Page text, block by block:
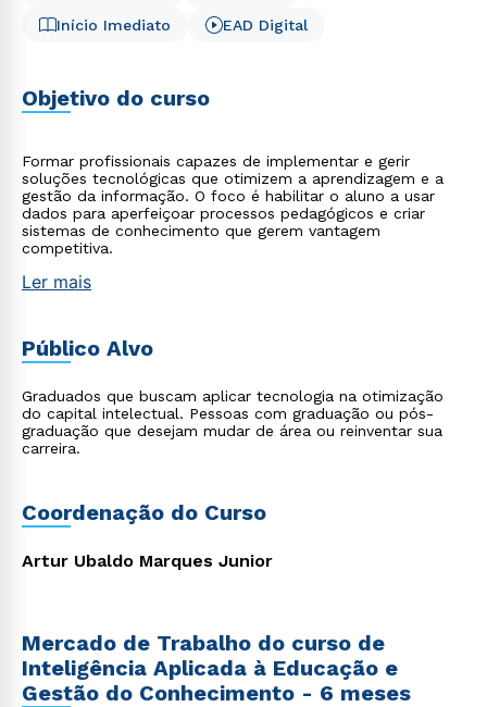
Início Imediato
EAD Digital
Objetivo do curso
Formar profissionais capazes de implementar e gerir
soluções tecnológicas que otimizem a aprendizagem e a
gestão da informação. O foco é habilitar o aluno a usar
dados para aperfeiçoar processos pedagógicos e criar
sistemas de conhecimento que gerem vantagem
competitiva.
Ler mais
Público Alvo
Graduados que buscam aplicar tecnologia na otimização
do capital intelectual. Pessoas com graduação ou pós-
graduação que desejam mudar de área ou reinventar sua
carreira.
Coordenação do Curso
Artur Ubaldo Marques Junior
Mercado de Trabalho do curso de
Inteligência Aplicada à Educação e
Gestão do Conhecimento - 6 meses